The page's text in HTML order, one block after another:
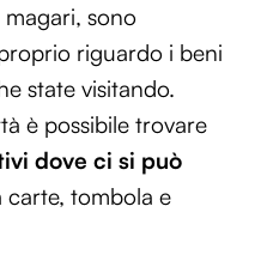
magari, sono
riguardo i beni
state visitando.
è possibile trovare
dove ci si può
carte, tombola e